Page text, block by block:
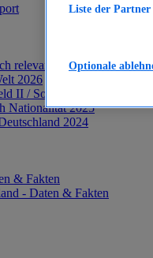
relevanten Altersgruppen
2026
II / Sozialgeld / Bürgergeld
Nationalität 2025
2024
& Fakten
- Daten & Fakten
Liste der
Optionale